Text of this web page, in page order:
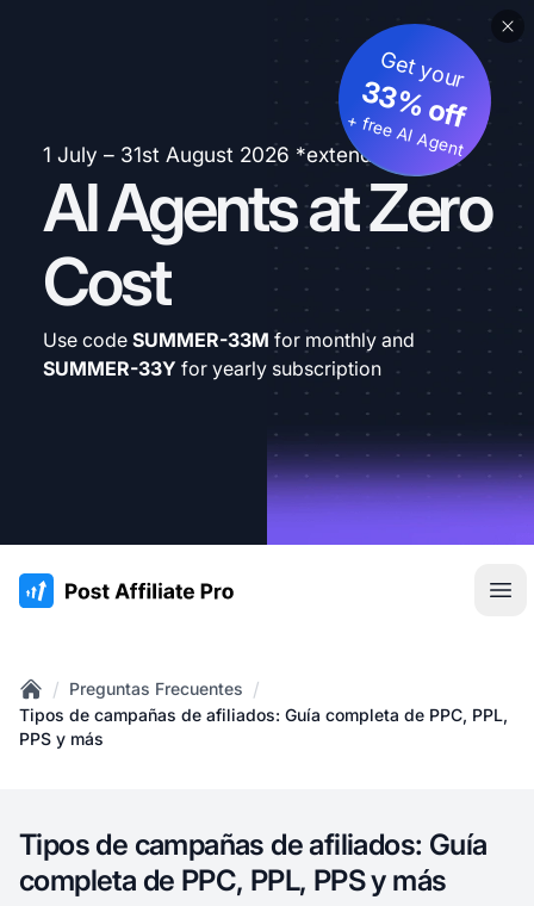
1 July – 31st August 2026 *extended
AI Agents at Zero
Cost
Get your
33% off
+ free AI Agent
Use code SUMMER-33M for monthly and
SUMMER-33Y for yearly subscription
:site.title
Home
/ Preguntas Frecuentes /
Tipos de campañas de afiliados: Guía completa de PPC, PPL,
PPS y más
Tipos de campañas de afiliados: Guía
completa de PPC, PPL, PPS y más